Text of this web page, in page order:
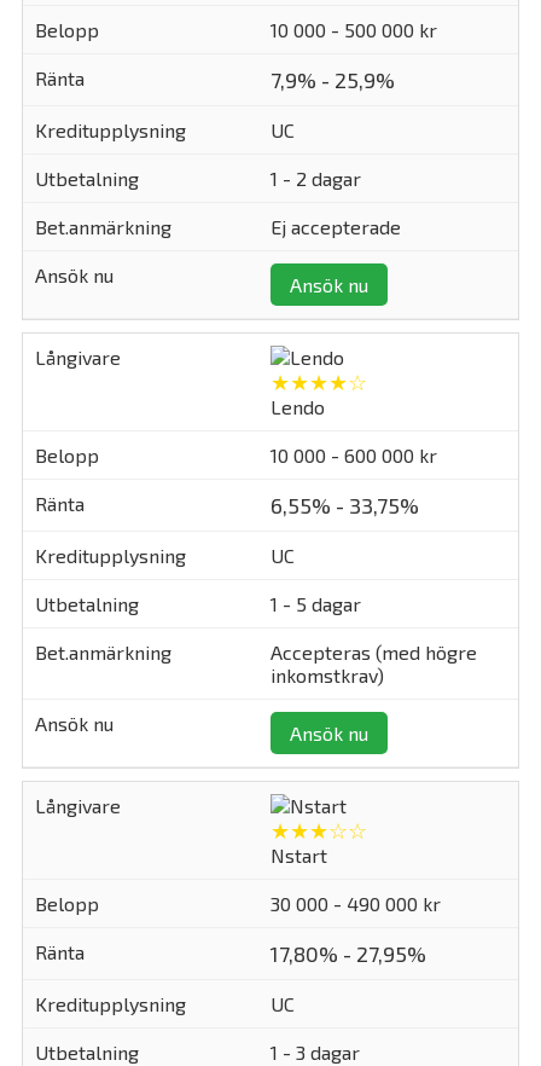
10 000 - 500 000 kr
7,9% - 25,9%
UC
1 - 2 dagar
Ej accepterade
Ansök nu
★★★★☆
Lendo
10 000 - 600 000 kr
6,55% - 33,75%
UC
1 - 5 dagar
Accepteras (med högre
inkomstkrav)
Ansök nu
★★★☆☆
Nstart
30 000 - 490 000 kr
17,80% - 27,95%
UC
1 - 3 dagar